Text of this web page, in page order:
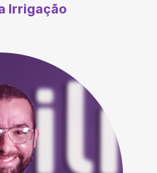
Irrigação